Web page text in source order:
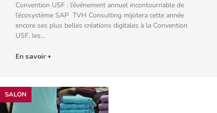
Convention USF : l’événement annuel incontournable de
l’écosystème SAP TVH Consulting mijotera cette année
encore ses plus belles créations digitales à la Convention
USF, les...
En savoir +
SALON